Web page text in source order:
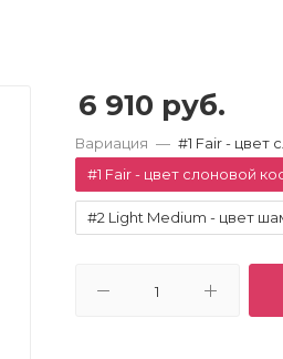
6 910 руб.
Вариация — #1 Fair - цвет
#1 Fair - цвет слоновой
#2 Light Medium - цвет